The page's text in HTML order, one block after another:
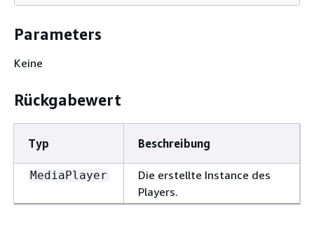
Parameters
Keine
Rückgabewert
Typ Beschreibung
MediaPlayer
Die erstellte Instance des
Players.